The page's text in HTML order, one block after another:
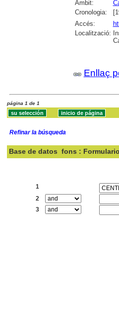
Àmbit:
Cronologia:
Accés:
Localització:
Enllaç
página 1 de 1
Refinar la búsqueda
Base de datos fons :
1
2
3